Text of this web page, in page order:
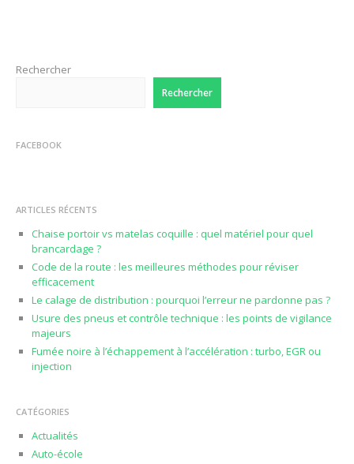
Rechercher
Rechercher
FACEBOOK
ARTICLES RÉCENTS
Chaise portoir vs matelas coquille : quel matériel pour quel
brancardage ?
Code de la route : les meilleures méthodes pour réviser
efficacement
Le calage de distribution : pourquoi l’erreur ne pardonne pas ?
Usure des pneus et contrôle technique : les points de vigilance
majeurs
Fumée noire à l’échappement à l’accélération : turbo, EGR ou
injection
CATÉGORIES
Actualités
Auto-école